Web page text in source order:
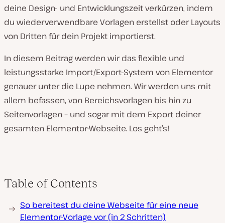
deine Design- und Entwicklungszeit verkürzen, indem
du wiederverwendbare Vorlagen erstellst oder Layouts
von Dritten für dein Projekt importierst.
In diesem Beitrag werden wir das flexible und
leistungsstarke Import/Export-System von Elementor
genauer unter die Lupe nehmen. Wir werden uns mit
allem befassen, von Bereichsvorlagen bis hin zu
Seitenvorlagen – und sogar mit dem Export deiner
gesamten Elementor-Webseite. Los geht’s!
Table of Contents
So bereitest du deine Webseite für eine neue
Elementor-Vorlage vor (in 2 Schritten)